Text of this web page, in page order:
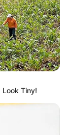
de
se
protestas y
El Centro
Tiny!